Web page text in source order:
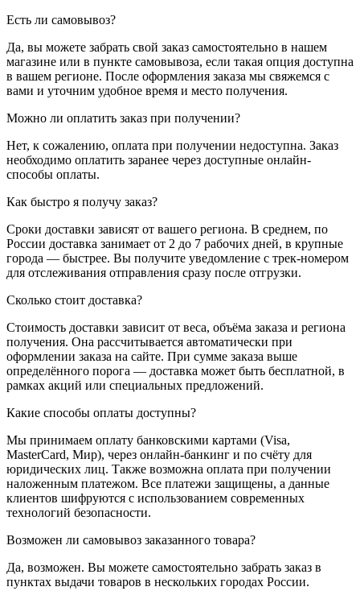
Есть ли самовывоз?
Да, вы можете забрать свой заказ самостоятельно в нашем
магазине или в пункте самовывоза, если такая опция доступна
в вашем регионе. После оформления заказа мы свяжемся с
вами и уточним удобное время и место получения.
Можно ли оплатить заказ при получении?
Нет, к сожалению, оплата при получении недоступна. Заказ
необходимо оплатить заранее через доступные онлайн-
способы оплаты.
Как быстро я получу заказ?
Сроки доставки зависят от вашего региона. В среднем, по
России доставка занимает от 2 до 7 рабочих дней, в крупные
города — быстрее. Вы получите уведомление с трек-номером
для отслеживания отправления сразу после отгрузки.
Сколько стоит доставка?
Стоимость доставки зависит от веса, объёма заказа и региона
получения. Она рассчитывается автоматически при
оформлении заказа на сайте. При сумме заказа выше
определённого порога — доставка может быть бесплатной, в
рамках акций или специальных предложений.
Какие способы оплаты доступны?
Мы принимаем оплату банковскими картами (Visa,
MasterCard, Мир), через онлайн-банкинг и по счёту для
юридических лиц. Также возможна оплата при получении
наложенным платежом. Все платежи защищены, а данные
клиентов шифруются с использованием современных
технологий безопасности.
Возможен ли самовывоз заказанного товара?
Да, возможен. Вы можете самостоятельно забрать заказ в
пунктах выдачи товаров в нескольких городах России.